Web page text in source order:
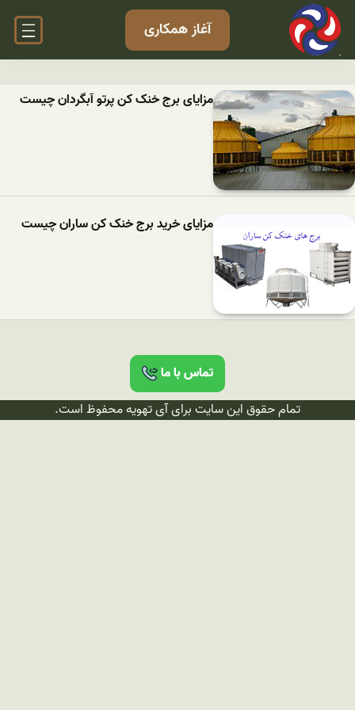
آغاز همکاری
مزایای برج خنک کن پرتو آبگردان چیست
مزایای خرید برج خنک کن ساران چیست
تماس با ما
تمام حقوق این سایت برای آی تهویه محفوظ است.